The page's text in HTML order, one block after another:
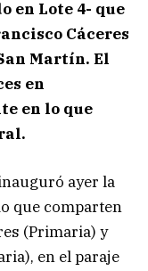
en Lote 4- que
Cáceres
Martín. El
en
en lo que
ayer la
que comparten
(Primaria) y
en el paraje